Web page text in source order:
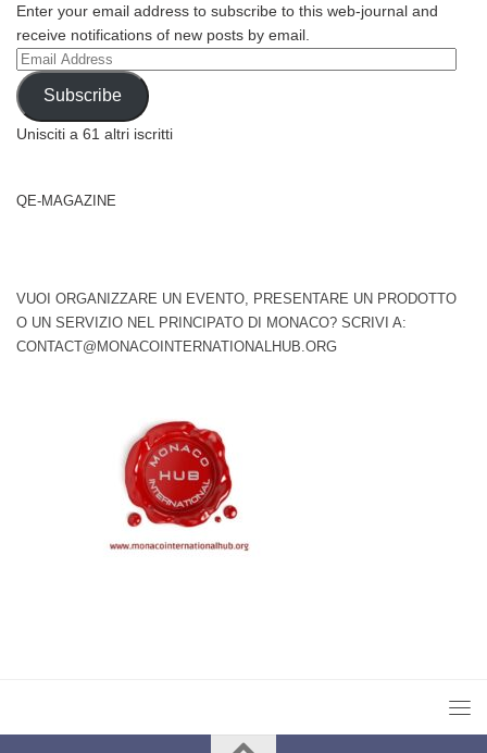
Enter your email address to subscribe to this web-journal and
receive notifications of new posts by email.
Email
Address
Subscribe
Unisciti a 61 altri iscritti
QE-MAGAZINE
VUOI ORGANIZZARE UN EVENTO, PRESENTARE UN PRODOTTO
O UN SERVIZIO NEL PRINCIPATO DI MONACO? SCRIVI A:
CONTACT@MONACOINTERNATIONALHUB.ORG